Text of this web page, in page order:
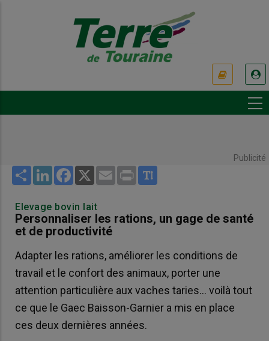
Publicité
Share LinkedInFacebook
X Email Print
Elevage bovin lait
Personnaliser les rations, un gage de santé
et de productivité
Adapter les rations, améliorer les conditions de
travail et le confort des animaux, porter une
attention particulière aux vaches taries… voilà tout
ce que le Gaec Baisson-Garnier a mis en place
ces deux dernières années.